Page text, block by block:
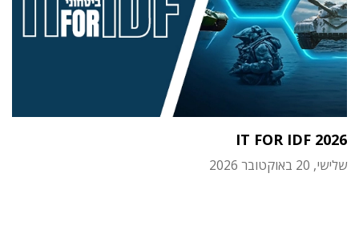
IT FOR IDF 2026
שלישי, 20 באוקטובר 2026